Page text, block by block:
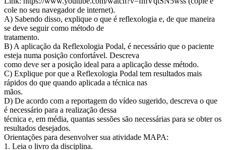
cole no seu navegador de internet).
A) Sabendo disso, explique o que é reflexologia e, de que maneira
se deve seguir como método de
tratamento.
B) A aplicação da Reflexologia Podal, é necessário que o paciente
esteja numa posição confortável. Descreva
como deve ser a posição ideal para a aplicação desse método.
C) Explique por que a Reflexologia Podal tem resultados mais
rápidos do que quando aplicada a técnica nas
mãos.
D) De acordo com a reportagem do vídeo sugerido, descreva o que
é necessário para a realização dessa
técnica e, em média, quantas sessões são necessárias para se obter os
resultados desejados.
Orientações para desenvolver sua atividade MAPA:
1. Leia o livro da disciplina.